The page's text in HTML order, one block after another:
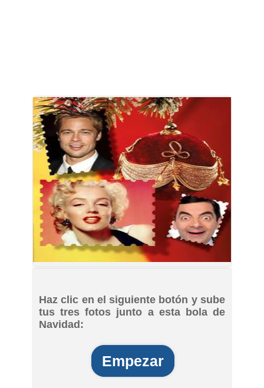
Haz clic en el siguiente botón y sube
tus tres fotos junto a esta bola de
Navidad:
Empezar